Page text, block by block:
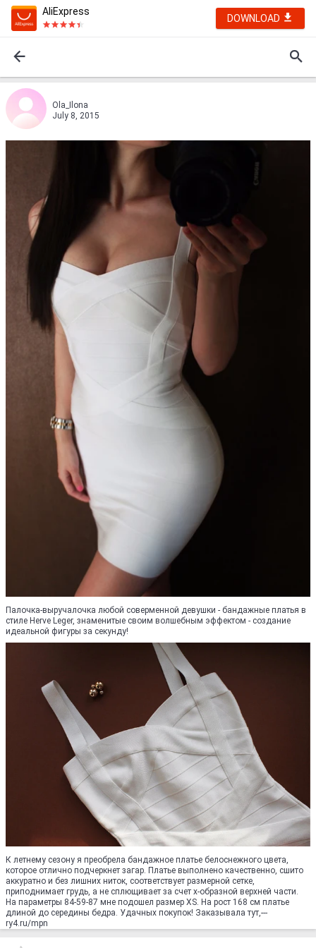
AliExpress
DOWNLOAD
Ola_Ilona
July 8, 2015
Палочка-выручалочка любой соверменной девушки - бандажные платья в
стиле Herve Leger, знаменитые своим волшебным эффектом - создание
идеальной фигуры за секунду!
К летнему сезону я преобрела бандажное платье белоснежного цвета,
которое отлично подчеркнет загар. Платье выполнено качественно, сшито
аккуратно и без лишних ниток, соответствует размерной сетке,
приподнимает грудь, а не сплющивает за счет х-образной верхней части.
На параметры 84-59-87 мне подошел размер XS. На рост 168 см платье
длиной до середины бедра. Удачных покупок! Заказывала тут,---
ry4.ru/mpn